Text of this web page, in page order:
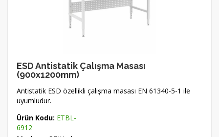
ESD Antistatik Çalışma Masası
(900x1200mm)
Antistatik ESD özellikli çalışma masası EN 61340-5-1 ile
uyumludur.
Ürün Kodu: ETBL-
6912